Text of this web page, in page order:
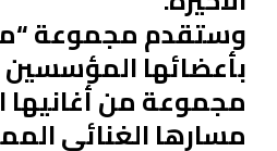
وستقدم مجموعة
بأعضائها المؤسسين
مجموعة من أغانيها
مسارها الغنائي